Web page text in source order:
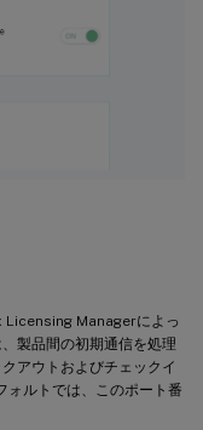
Licensing Managerによっ
製品間の初期通信を処理
アウトおよびチェックイ
ォルトでは、このポート番